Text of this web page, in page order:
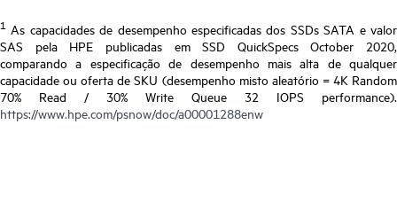
1 As capacidades de desempenho especificadas dos SSDs SATA e valor
SAS pela HPE publicadas em SSD QuickSpecs October 2020,
comparando a especificação de desempenho mais alta de qualquer
capacidade ou oferta de SKU (desempenho misto aleatório = 4K Random
70% Read / 30% Write Queue 32 IOPS performance).
https://www.hpe.com/psnow/doc/a00001288enw